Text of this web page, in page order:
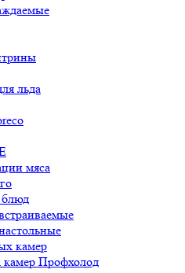
льда
мяса
камер
камер Профхолод